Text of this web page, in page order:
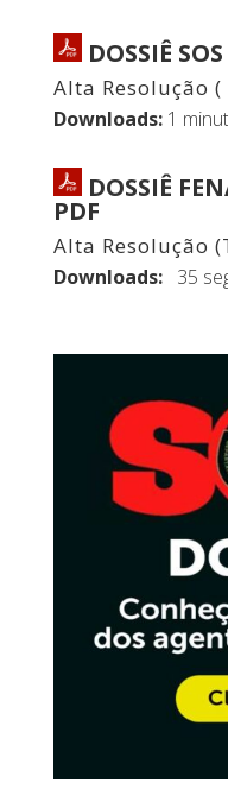
DOSSIÊ
Alta Resolução
Downloads: 1
DOSSIÊ
PDF
Alta Resolução
Downloads: 35